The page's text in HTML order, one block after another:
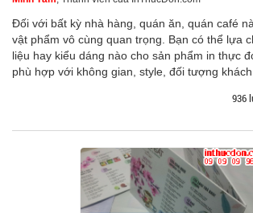
Đối với bất kỳ nhà hàng, quán ăn, quán café
vật phẩm vô cùng quan trọng. Bạn có thể lựa
liệu hay kiểu dáng nào cho sản phẩm in thực
phù hợp với không gian, style, đối tượng
936